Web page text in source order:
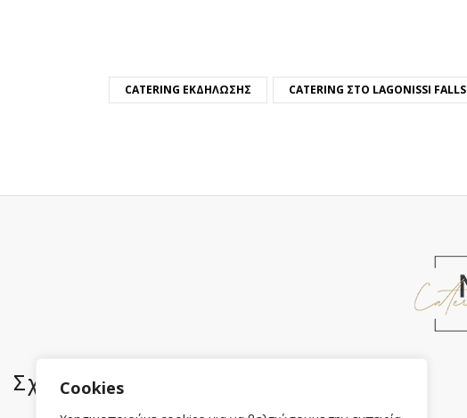
Cookies
CATERING ΕΚΔΉΛΩΣΗΣ CATERING ΣΤΟ LAGONISSI FALLS
Σχετικά με εμάς